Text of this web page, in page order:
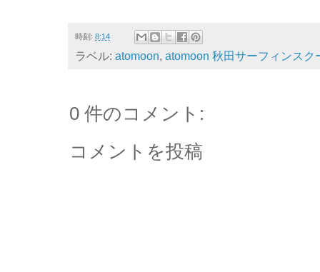
時刻: 8:14
ラベル: atomoon, atomoon 秋田サーフィンスク
0 件のコメント:
コメントを投稿